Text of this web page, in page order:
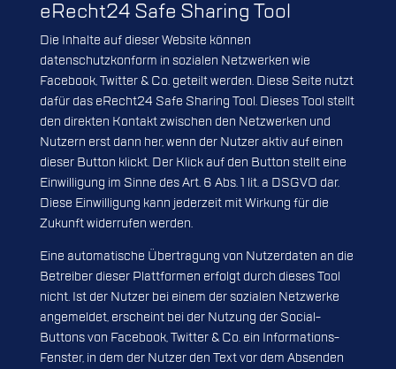
eRecht24 Safe Sharing Tool
Die Inhalte auf dieser Website können
datenschutzkonform in sozialen Netzwerken wie
Facebook, Twitter & Co. geteilt werden. Diese Seite nutzt
dafür das eRecht24 Safe Sharing Tool. Dieses Tool stellt
den direkten Kontakt zwischen den Netzwerken und
Nutzern erst dann her, wenn der Nutzer aktiv auf einen
dieser Button klickt. Der Klick auf den Button stellt eine
Einwilligung im Sinne des Art. 6 Abs. 1 lit. a DSGVO dar.
Diese Einwilligung kann jederzeit mit Wirkung für die
Zukunft widerrufen werden.
Eine automatische Übertragung von Nutzerdaten an die
Betreiber dieser Plattformen erfolgt durch dieses Tool
nicht. Ist der Nutzer bei einem der sozialen Netzwerke
angemeldet, erscheint bei der Nutzung der Social-
Buttons von Facebook, Twitter & Co. ein Informations-
Fenster, in dem der Nutzer den Text vor dem Absenden